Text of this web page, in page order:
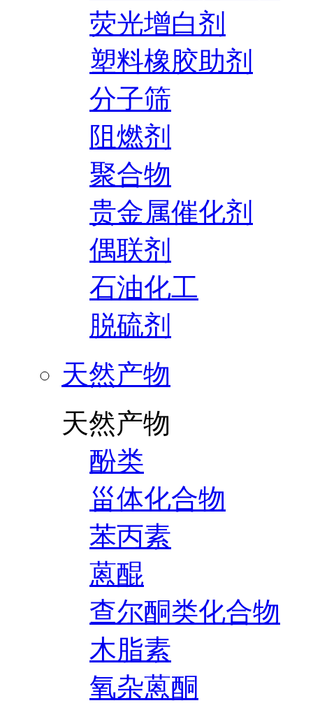
荧光增白剂
塑料橡胶助剂
分子筛
阻燃剂
聚合物
贵金属催化剂
偶联剂
石油化工
脱硫剂
天然产物
天然产物
酚类
甾体化合物
苯丙素
蒽醌
查尔酮类化合物
木脂素
氧杂蒽酮